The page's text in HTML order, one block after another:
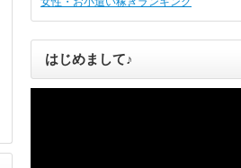
はじめまして♪